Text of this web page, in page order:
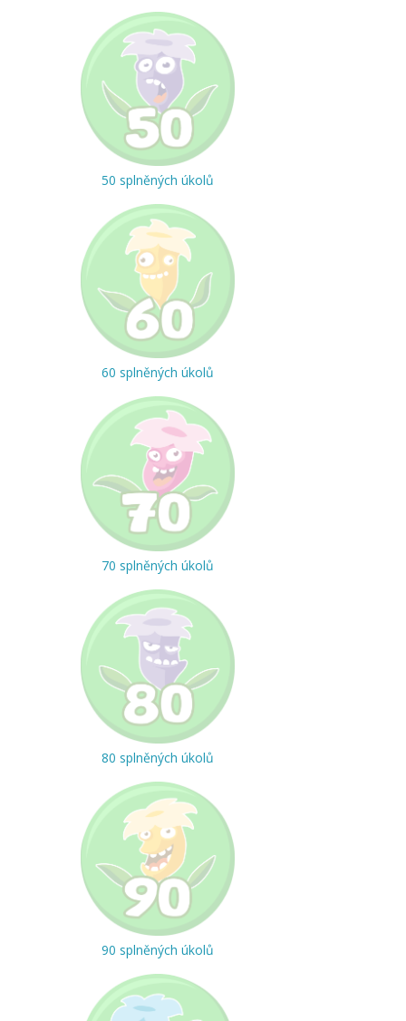
50 splněných úkolů
60 splněných úkolů
70 splněných úkolů
80 splněných úkolů
90 splněných úkolů